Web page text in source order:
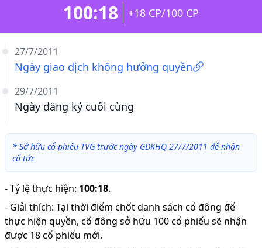
27/7/2011
Ngày giao dịch không hưởng quyền
29/7/2011
Ngày đăng ký cuối cùng
100:18 +18 CP/100 CP
* Sở hữu cổ phiếu TVG trước ngày GDKHQ 27/7/2011 để nhận
cổ tức
-Tỷ lệ thực hiện: 100:18.
- Giải thích: Tại thời điểm chốt danh sách cổ đông để
thực hiện quyền, cổ đông sở hữu 100 cổ phiếu sẽ nhận
được 18 cổ phiếu mới.